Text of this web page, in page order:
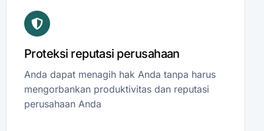
Proteksi reputasi perusahaan
Anda dapat menagih hak Anda tanpa harus
mengorbankan produktivitas dan reputasi
perusahaan Anda